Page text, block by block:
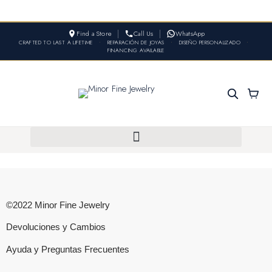
Find a Store Call Us WhatsApp
CRAFTED TO LAST A LIFETIME • REPARACIÓN DE JOYAS • DISEÑO PERSONALIZADO
•
FINANCING AVAILABLE
©2022 Minor Fine Jewelry
Devoluciones y Cambios
Ayuda y Preguntas Frecuentes